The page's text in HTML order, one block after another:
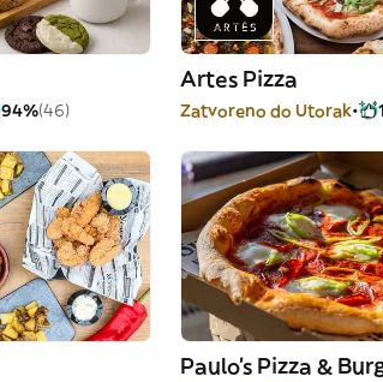
94%(46)
Artes Pizza
Zatvoreno do Utorak
Paulo's Pizza &